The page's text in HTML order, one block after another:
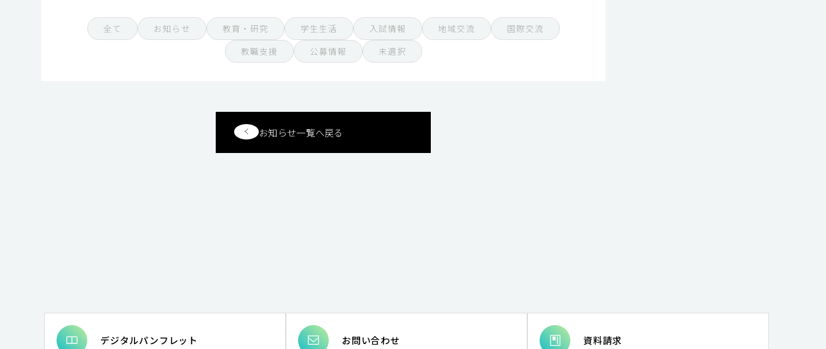
全て お知らせ 教育・研究 学生生活 入試情報 地域交流
国際交流
教職支援
公募情報 未選択
お知らせ一覧へ戻る
デジタルパンフレット お問い合わせ 資料請求